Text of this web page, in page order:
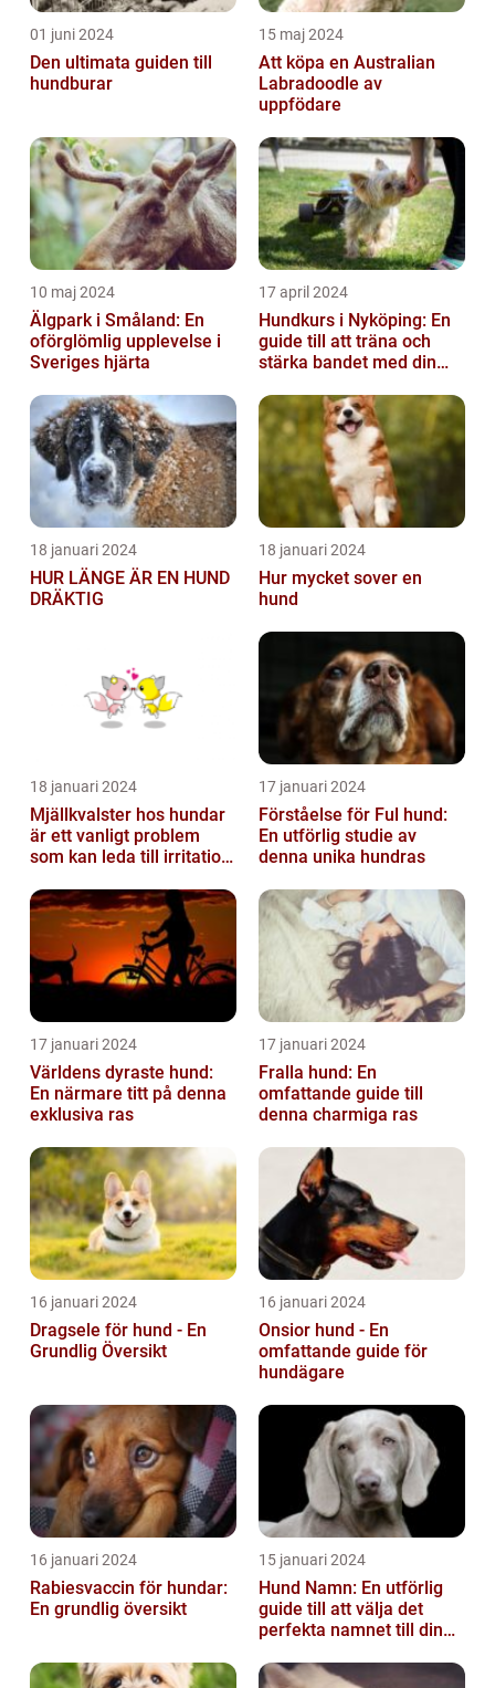
01 juni 2024
Den ultimata guiden till
hundburar
15 maj 2024
Att köpa en Australian
Labradoodle av
uppfödare
10 maj 2024
Älgpark i Småland: En
oförglömlig upplevelse i
Sveriges hjärta
17 april 2024
Hundkurs i Nyköping: En
guide till att träna och
stärka bandet med din
18 januari 2024
HUR LÄNGE ÄR EN HUND
DRÄKTIG
18 januari 2024
Hur mycket sover en
hund
18 januari 2024
Mjällkvalster hos hundar
är ett vanligt problem
som kan leda till irritation
hun...
17 januari 2024
Förståelse för Ful hund:
En utförlig studie av
denna unika hundras
17 januari 2024
Världens dyraste hund:
En närmare titt på denna
exklusiva ras
17 januari 2024
Fralla hund: En
omfattande guide till
denna charmiga ras
16 januari 2024
Dragsele för hund - En
Grundlig Översikt
16 januari 2024
Onsior hund - En
omfattande guide för
hundägare
16 januari 2024
Rabiesvaccin för hundar:
En grundlig översikt
15 januari 2024
Hund Namn: En utförlig
guide till att välja det
perfekta namnet till din